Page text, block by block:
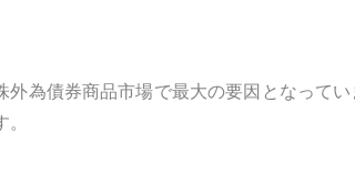
為債券商品市場で最大の要因となってい